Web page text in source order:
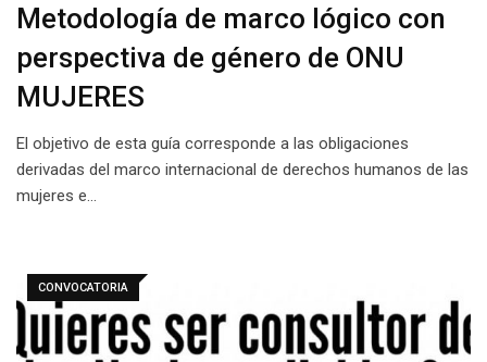
Metodología de marco lógico con
perspectiva de género de ONU
MUJERES
El objetivo de esta guía corresponde a las obligaciones
derivadas del marco internacional de derechos humanos de las
mujeres e…
CONVOCATORIA